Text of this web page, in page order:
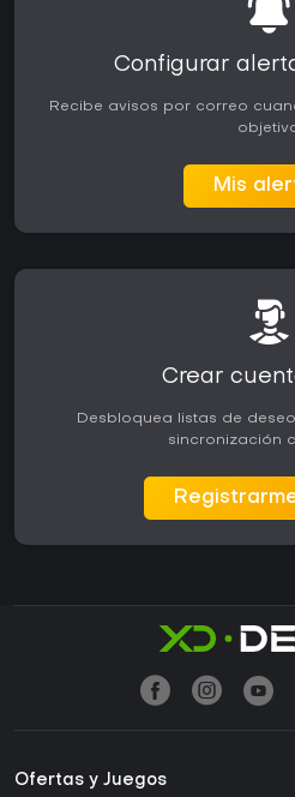
Configurar
Recibe avisos por correo
Mis
Crear
Desbloquea listas de
sincronización
Ofertas y Juegos